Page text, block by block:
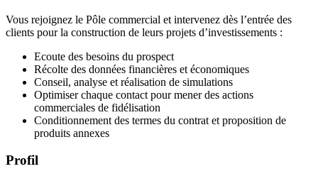
Vous rejoignez le Pôle commercial et intervenez dès l’entrée des
clients pour la construction de leurs projets d’investissements :
Ecoute des besoins du prospect
Récolte des données financières et économiques
Conseil, analyse et réalisation de simulations
Optimiser chaque contact pour mener des actions
commerciales de fidélisation
Conditionnement des termes du contrat et proposition de
produits annexes
Profil